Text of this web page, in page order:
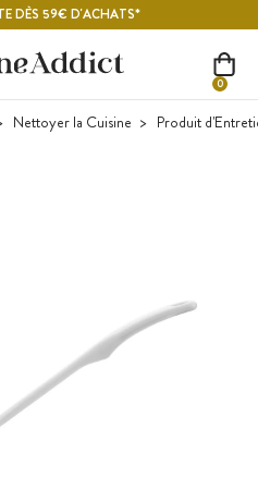
DÈS 59€ D'ACHATS*
0
Nettoyer la Cuisine Produit